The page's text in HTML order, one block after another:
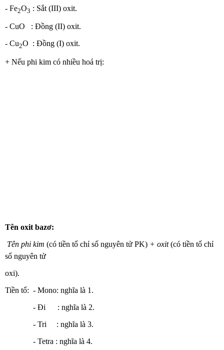
- Fe2O3 : Sắt (III) oxit.
- CuO : Đồng (II) oxit.
- Cu2O : Đồng (I) oxit.
+ Nếu phi kim có nhiều hoá trị:
Tên oxit bazơ:
Tên phi kim (có tiền tố chỉ số nguyên tử PK) + oxit(có tiền tố chỉ
số nguyên tử
oxi).
Tiền tố: - Mono: nghĩa là 1.
- Đi : nghĩa là 2.
- Tri : nghĩa là 3.
- Tetra : nghĩa là 4.